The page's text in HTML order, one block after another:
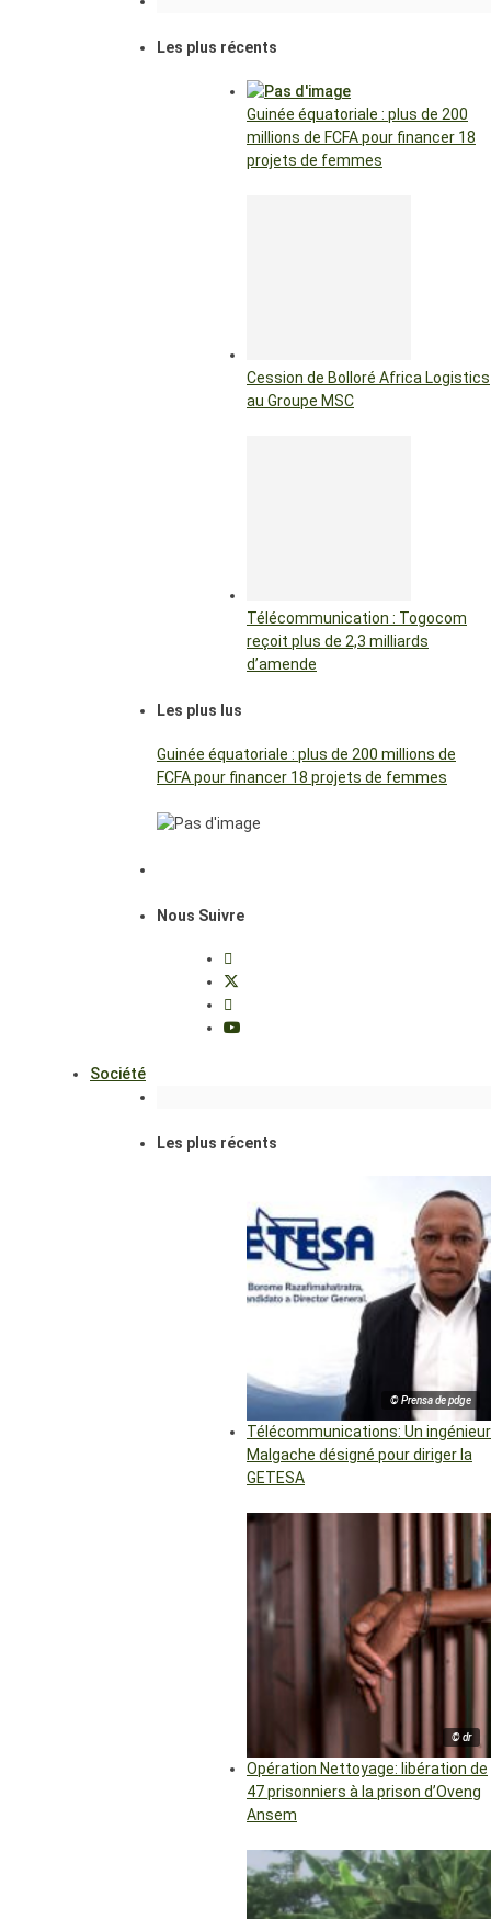
Les plus récents
Guinée équatoriale : plus de 200
millions de FCFA pour financer 18
projets de femmes
Cession de Bolloré Africa Logistics
au Groupe MSC
Télécommunication : Togocom
reçoit plus de 2,3 milliards
d’amende
Les plus lus
Guinée équatoriale : plus de 200 millions de
FCFA pour financer 18 projets de femmes
Nous Suivre
Société
Les plus récents
© Prensa de pdge
Télécommunications: Un ingénieur
Malgache désigné pour diriger la
GETESA
© dr
Opération Nettoyage: libération de
47 prisonniers à la prison d’Oveng
Ansem